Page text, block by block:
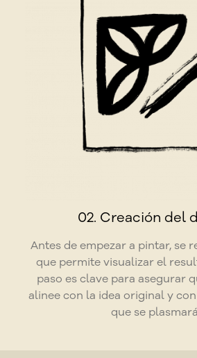
02. Creación del
Antes de empezar a pintar, se
que permite visualizar el
paso es clave para asegurar
alinee con la idea original y
que se